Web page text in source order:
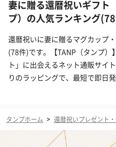
妻に贈る還暦祝いギフト
プ）の人気ランキング
還暦祝いに妻に贈るマグカップ
(78件)です。【TANP（タンプ）
ト」に出会えるネット通販サイ
りのラッピングで、最短で即日
タンプホーム > 還暦祝いプレゼント